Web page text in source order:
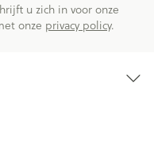
u zich in voor onze
onze privacy policy.